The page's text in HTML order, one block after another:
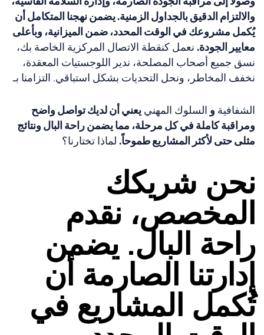
والالتزام الدقيق بالجداول الزمنية. يضمن نهجنا المتكامل أن
يُكمل مشروعك في الوقت المحدد، ضمن الميزانية، وبأعلى
معايير الجودة. نعمل كنقطة الاتصال المركزية الخاصة بك،
نسق جميع أصحاب المصلحة، ندير اللوجستيات المعقدة،
نخفف المخاطر، ونحل التحديات بشكل استباقي. التزامنا بـ
الشفافية و السلوك المهني يعني أن لديك تواصل واضح
ومراقبة كاملة في كل مرحلة، مما يضمن راحة البال ونتائج
مثلى حتى لأكثر المشاريع طموحاً. لماذا تختارنا؟
نحن شريكك
المخصص، نقدم
راحة البال. يضمن
إدارتنا الصارمة أن
تُكمل المشاريع في